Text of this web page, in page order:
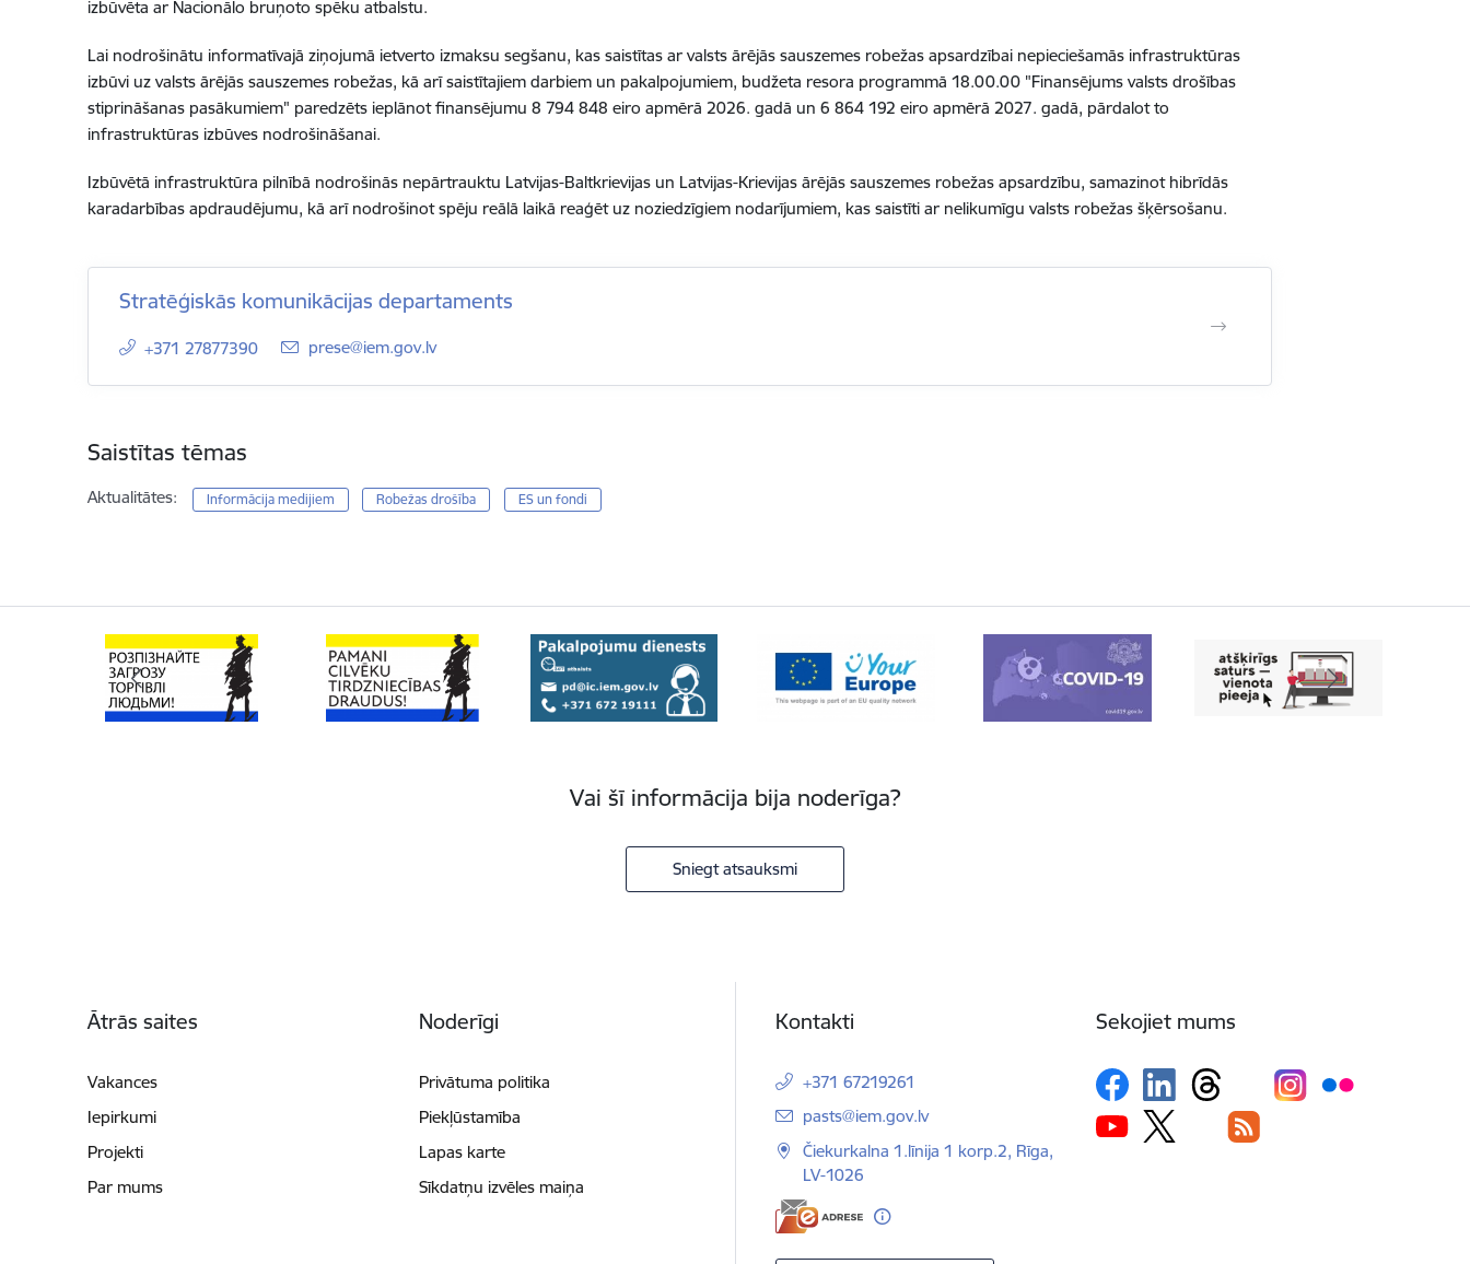
izbūvēta ar Nacionālo bruņoto spēku atbalstu.
Lai nodrošinātu informatīvajā ziņojumā ietverto izmaksu segšanu, kas saistītas ar valsts ārējās sauszemes robežas apsardzībai nepieciešamās infrastruktūras
izbūvi uz valsts ārējās sauszemes robežas, kā arī saistītajiem darbiem un pakalpojumiem, budžeta resora programmā 18.00.00 "Finansējums valsts drošības
stiprināšanas pasākumiem" paredzēts ieplānot finansējumu 8 794 848 eiro apmērā 2026. gadā un 6 864 192 eiro apmērā 2027. gadā, pārdalot to
infrastruktūras izbūves nodrošināšanai.
Izbūvētā infrastruktūra pilnībā nodrošinās nepārtrauktu Latvijas-Baltkrievijas un Latvijas-Krievijas ārējās sauszemes robežas apsardzību, samazinot hibrīdās
karadarbības apdraudējumu, kā arī nodrošinot spēju reālā laikā reaģēt uz noziedzīgiem nodarījumiem, kas saistīti ar nelikumīgu valsts robežas šķērsošanu.
Stratēģiskās komunikācijas departaments
+371 27877390 E-pasts:
prese@iem.gov.lv
Saistītas tēmas
Aktualitātes: Informācija medijiem Robežas drošība ES un fondi
Vai šī informācija bija noderīga?
Sniegt atsauksmi
Ātrās saites
Vakances
Iepirkumi
Projekti
Par mums
Noderīgi
Privātuma politika
Piekļūstamība
Lapas karte
Sīkdatņu izvēles maiņa
Kontakti
+371 67219261
E-pasts:
pasts@iem.gov.lv
Čiekurkalna 1.līnija 1 korp.2, Rīga,
LV-1026
Sekojiet mums